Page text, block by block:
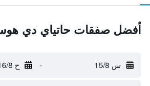
أفضل صفقات حاتياي دي
س 15/8 - ح 16/8